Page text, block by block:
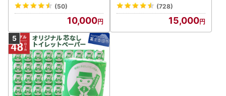
(50)
10,000
(728)
15,000